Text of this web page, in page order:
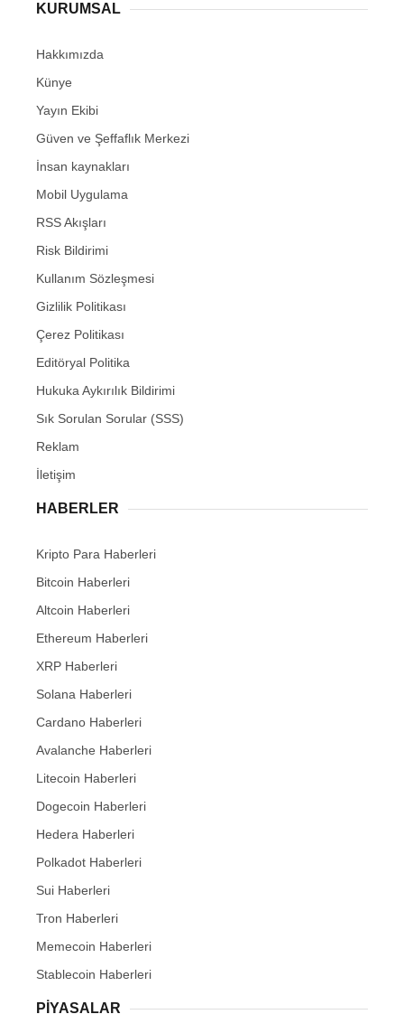
KURUMSAL
Hakkımızda
Künye
Yayın Ekibi
Güven ve Şeffaflık Merkezi
İnsan kaynakları
Mobil Uygulama
RSS Akışları
Risk Bildirimi
Kullanım Sözleşmesi
Gizlilik Politikası
Çerez Politikası
Editöryal Politika
Hukuka Aykırılık Bildirimi
Sık Sorulan Sorular (SSS)
Reklam
İletişim
HABERLER
Kripto Para Haberleri
Bitcoin Haberleri
Altcoin Haberleri
Ethereum Haberleri
XRP Haberleri
Solana Haberleri
Cardano Haberleri
Avalanche Haberleri
Litecoin Haberleri
Dogecoin Haberleri
Hedera Haberleri
Polkadot Haberleri
Sui Haberleri
Tron Haberleri
Memecoin Haberleri
Stablecoin Haberleri
PIYASALAR